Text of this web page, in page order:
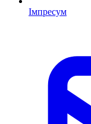
Імпресум